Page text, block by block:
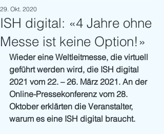
ISH digital: «4 Jahre ohne
Messe ist keine Option!»
29. Okt. 2020
Wieder eine Weltleitmesse, die virtuell
geführt werden wird, die ISH digital
2021 vom 22. – 26. März 2021. An der
Online-Pressekonferenz vom 28.
Oktober erklärten die Veranstalter,
warum es eine ISH digital braucht.